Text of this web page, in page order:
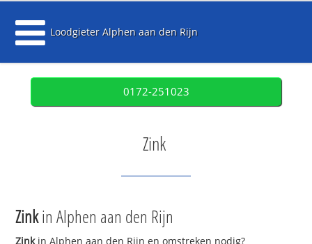
Loodgieter Alphen aan den Rijn
0172-251023
Zink
Zinkin Alphen aan den Rijn
Zinkin Alphen aan den Rijn en omstreken nodig?